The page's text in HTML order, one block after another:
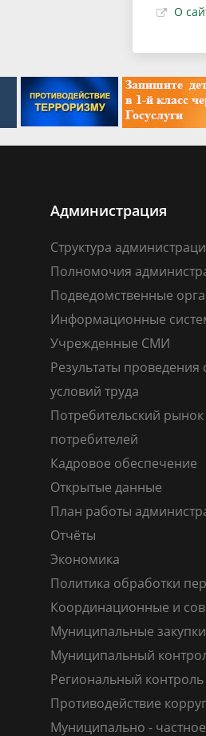
О
Администрация
Структура
Полномочия
Подведомственные
Информационные
Учрежденные СМИ
Результаты
условий труда
Потребительский
потребителей
Кадровое обеспечение
Открытые данные
План работы
Отчёты
Экономика
Политика обработки
Координационные и
Муниципальные закупки
Муниципальный
Региональный контроль
Противодействие
Муниципально -